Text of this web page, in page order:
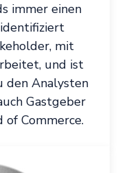
immer einen
mit
und ist
den Analysten
Gastgeber
of Commerce.